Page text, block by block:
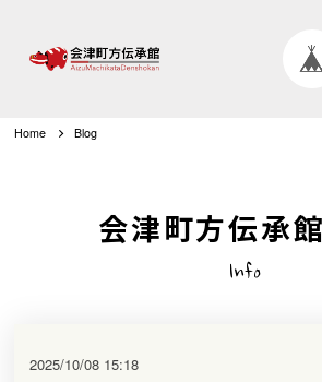
Home Blog
会津町方伝承
Info
2025/10/08 15:18